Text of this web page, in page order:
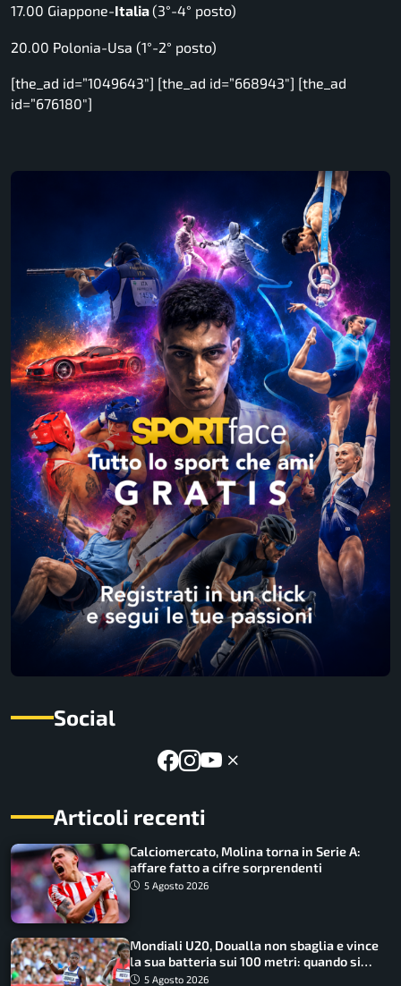
17.00 Giappone-Italia(3°-4° posto)
20.00 Polonia-Usa (1°-2° posto)
[the_ad id=”1049643″] [the_ad id=”668943″] [the_ad
id=”676180″]
Social
Articoli recenti
Calciomercato, Molina torna in Serie A:
affare fatto a cifre sorprendenti
5 Agosto 2026
Mondiali U20, Doualla non sbaglia e vince
la sua batteria sui 100 metri: quando si
disputano le finali
5 Agosto 2026